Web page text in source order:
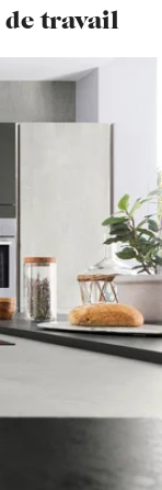
de travail